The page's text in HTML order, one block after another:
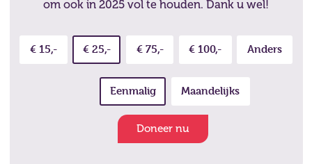
om ook in 2025 vol te houden. Dank u wel!
€ 15,- € 25,- € 75,- € 100,- Anders
Eenmalig Maandelijks
Doneer nu